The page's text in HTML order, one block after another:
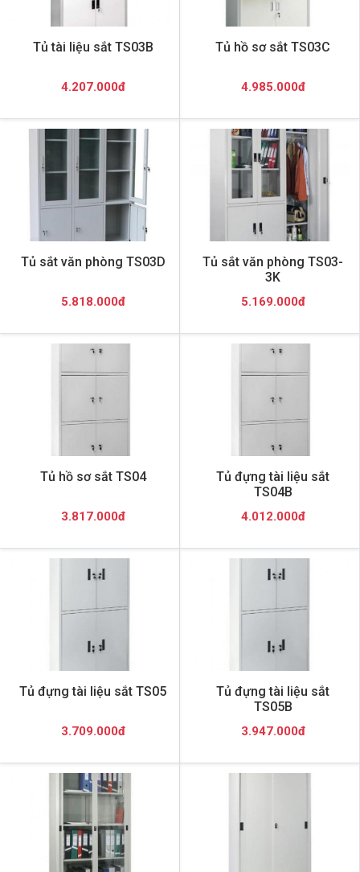
Tủ tài liệu sắt TS03B
4.207.000đ
Tủ hồ sơ sắt TS03C
4.985.000đ
Tủ sắt văn phòng TS03D
5.818.000đ
Tủ sắt văn phòng TS03-
3K
5.169.000đ
Tủ hồ sơ sắt TS04
3.817.000đ
Tủ đựng tài liệu sắt
TS04B
4.012.000đ
Tủ đựng tài liệu sắt TS05
3.709.000đ
Tủ đựng tài liệu sắt
TS05B
3.947.000đ